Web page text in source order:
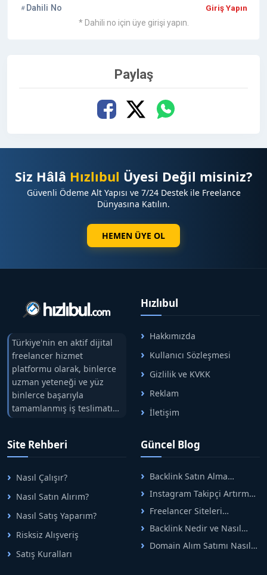
Dahili No
Giriş Yapın
* Dahili no için üye girişi yapın.
Paylaş
Siz Hâlâ Hızlıbul Üyesi Değil misiniz?
Güvenli Ödeme Alt Yapısı ve 7/24 Destek ile Freelance
Dünyasına Katılın.
HEMEN ÜYE OL
Türkiye'nin en aktif dijital
freelancer hizmet
platformu olarak, binlerce
uzman yeteneği ve yüz
binlerce başarıyla
tamamlanmış iş teslimatını
tek çatıda buluşturuyoruz.
arasındaki süreci risksiz
alışveriş sistemi ile koruyan
ticaretin güvenli
adreslerinden birisidir.
Hızlıbul
Hakkımızda
Kullanıcı Sözleşmesi
Gizlilik ve KVKK
Reklam
İletişim
Site Rehberi
Nasıl Çalışır?
Nasıl Satın Alırım?
Nasıl Satış Yaparım?
Risksiz Alışveriş
Satış Kuralları
Güncel Blog
Backlink Satın Alma
Rehberi: Güvenli SEO İçin
Doğru Adımlar
Instagram Takipçi Artırma
Yöntemleri: Organik Büyüme
Rehberi
Freelancer Siteleri
Arasında Doğru Seçim Nasıl
Yapılır
Backlink Nedir ve Nasıl
Alınır? Etkili Yöntemler
Domain Alım Satımı Nasıl